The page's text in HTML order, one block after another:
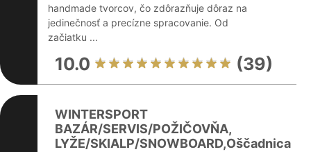
handmade tvorcov, čo zdôrazňuje dôraz na
jedinečnosť a precízne spracovanie. Od
začiatku ...
10.0 (39)
WINTERSPORT
BAZÁR/SERVIS/POŽIČOVŇA,
LYŽE/SKIALP/SNOWBOARD,Oščadnica